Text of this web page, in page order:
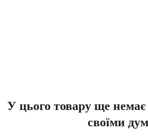
У цього товару ще
своїми